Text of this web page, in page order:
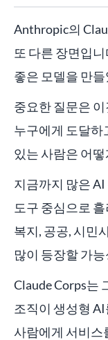
Anthropic의
또 다른 장면입
좋은 모델을 만
중요한 질문은
누구에게 도달하
있는 사람은 어
지금까지 많은
도구 중심으로
복지, 공공, 시민
많이 등장할 가
Claude Corps는
조직이 생성형
사람에게 서비스